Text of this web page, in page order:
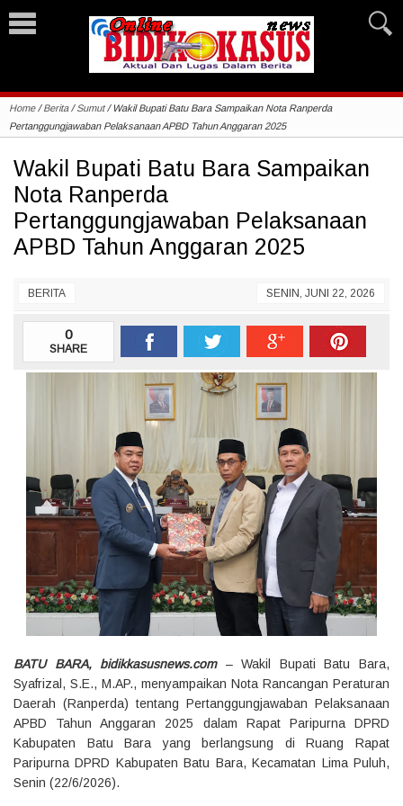
Home/Berita/Sumut/ Wakil Bupati Batu Bara Sampaikan Nota Ranperda
Pertanggungjawaban Pelaksanaan APBD Tahun Anggaran 2025
Wakil Bupati Batu Bara Sampaikan
Nota Ranperda
Pertanggungjawaban Pelaksanaan
APBD Tahun Anggaran 2025
BERITA SENIN, JUNI 22, 2026
0
SHARE
BATU BARA, bidikkasusnews.com– Wakil Bupati Batu Bara,
Syafrizal, S.E., M.AP., menyampaikan Nota Rancangan Peraturan
Daerah (Ranperda) tentang Pertanggungjawaban Pelaksanaan
APBD Tahun Anggaran 2025 dalam Rapat Paripurna DPRD
Kabupaten Batu Bara yang berlangsung di Ruang Rapat
Paripurna DPRD Kabupaten Batu Bara, Kecamatan Lima Puluh,
Senin (22/6/2026).